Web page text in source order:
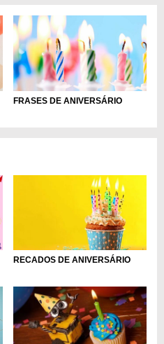
FRASES DE ANIVERSÁRIO
RECADOS DE ANIVERSÁRIO